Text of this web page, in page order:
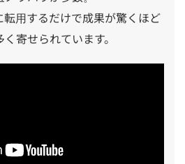
転用するだけで成果が驚くほど
寄せられています。